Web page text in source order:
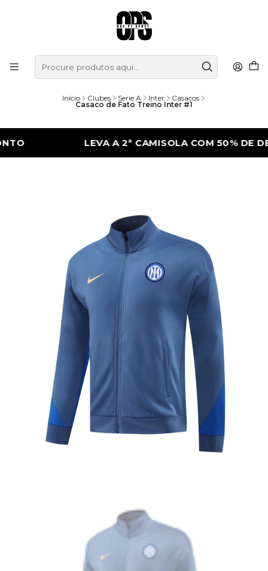
Início Clubes Serie A Inter Casacos
Casaco de Fato Treino Inter #1
LEVA A 2ª CAMISOLA COM 50% DE